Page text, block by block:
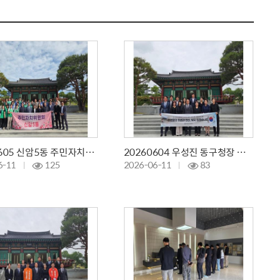
20260605 신암5동 주민자치위원회 참배
11 125
20260604 우성진 동구청장 당선인 참배
2026-06-11 83